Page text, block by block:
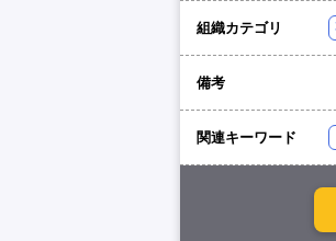
組織カテゴリ
備考
関連キーワード